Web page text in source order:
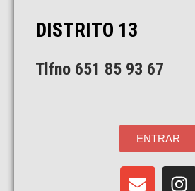
DISTRITO 13
Tlfno 651 85 93 67
ENTRAR